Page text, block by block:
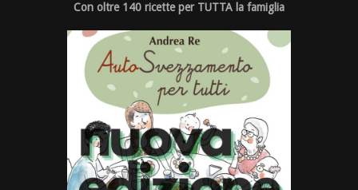
Con oltre 140 ricette per TUTTA la famiglia